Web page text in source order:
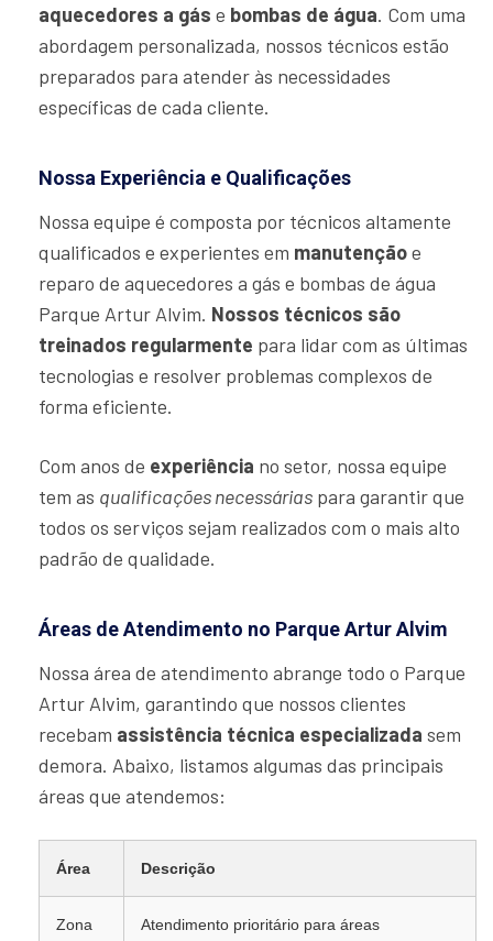
aquecedores a gás e bombas de água. Com uma
abordagem personalizada, nossos técnicos estão
preparados para atender às necessidades
específicas de cada cliente.
Nossa Experiência e Qualificações
Nossa equipe é composta por técnicos altamente
qualificados e experientes em manutençãoe
reparo de aquecedores a gás e bombas de água
Parque Artur Alvim. Nossos técnicos são
treinados regularmente para lidar com as últimas
tecnologias e resolver problemas complexos de
forma eficiente.
Com anos de experiência no setor, nossa equipe
tem as qualificações necessárias para garantir que
todos os serviços sejam realizados com o mais alto
padrão de qualidade.
Áreas de Atendimento no Parque Artur Alvim
Nossa área de atendimento abrange todo o Parque
Artur Alvim, garantindo que nossos clientes
recebam assistência técnica especializada sem
demora. Abaixo, listamos algumas das principais
áreas que atendemos:
Área Descrição
Zona
Atendimento prioritário para áreas